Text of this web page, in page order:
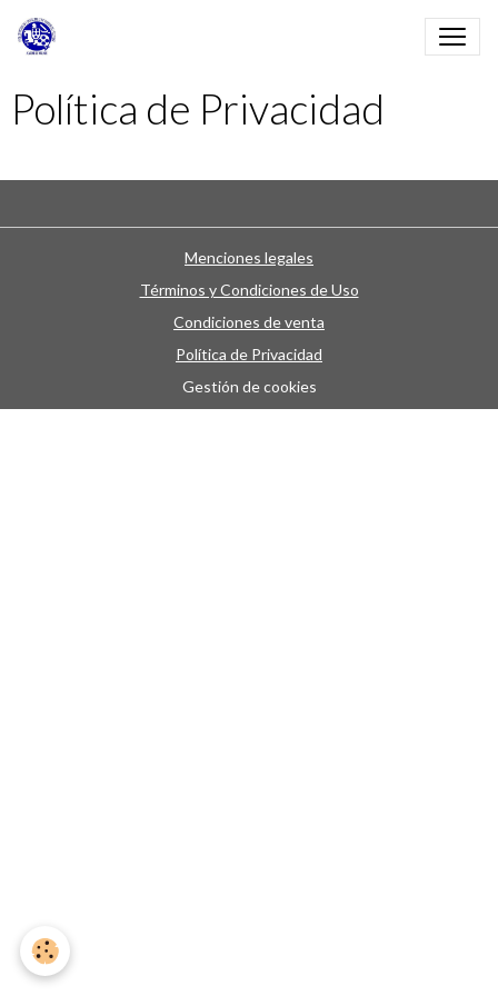
Política de Privacidad
Menciones legales
Términos y Condiciones de Uso
Condiciones de venta
Política de Privacidad
Gestión de cookies